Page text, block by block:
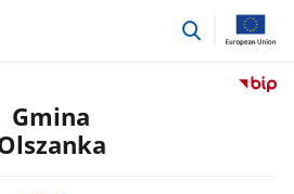
przejdź
Przejdź
Gmina